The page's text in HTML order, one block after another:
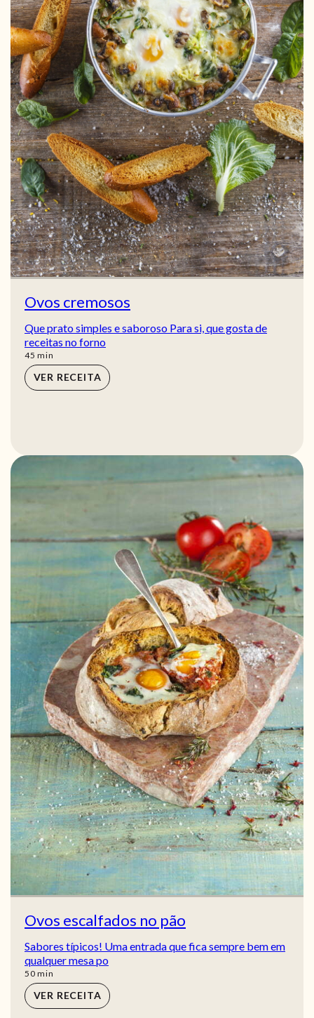
Ovos cremosos
Que prato simples e saboroso Para si, que gosta de
receitas no forno
45 min
min
VER RECEITA
Ovos escalfados no pão
Sabores típicos! Uma entrada que fica sempre bem em
qualquer mesa po
50min
min
VER RECEITA